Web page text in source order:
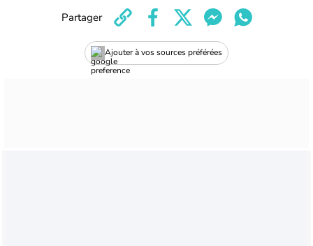
Ajouter à vos sources préférées
Partager